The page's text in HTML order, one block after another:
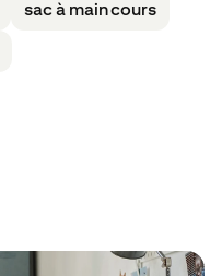
sac à main cours